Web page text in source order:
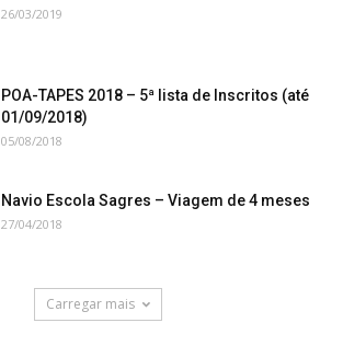
26/03/2019
POA-TAPES 2018 – 5ª lista de Inscritos (até
01/09/2018)
05/08/2018
Navio Escola Sagres – Viagem de 4 meses
27/04/2018
Carregar mais